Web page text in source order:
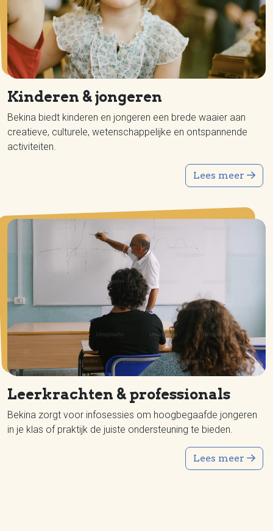
Kinderen & jongeren
Bekina biedt kinderen en jongeren een brede waaier aan
creatieve, culturele, wetenschappelijke en ontspannende
activiteiten.
Lees meer
Leerkrachten & professionals
Bekina zorgt voor infosessies om hoogbegaafde jongeren
in je klas of praktijk de juiste ondersteuning te bieden.
Lees meer